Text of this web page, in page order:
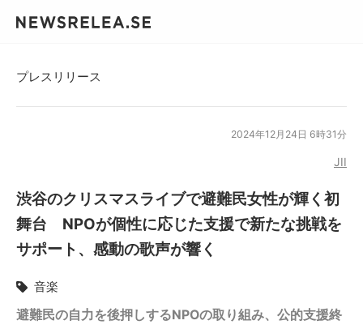
プレスリリース
2024年12月24日 6時31分
JII
渋谷のクリスマスライブで避難民女性が輝く初
舞台 NPOが個性に応じた支援で新たな挑戦を
サポート、感動の歌声が響く
音楽
避難民の自力を後押しするNPOの取り組み、公的支援終